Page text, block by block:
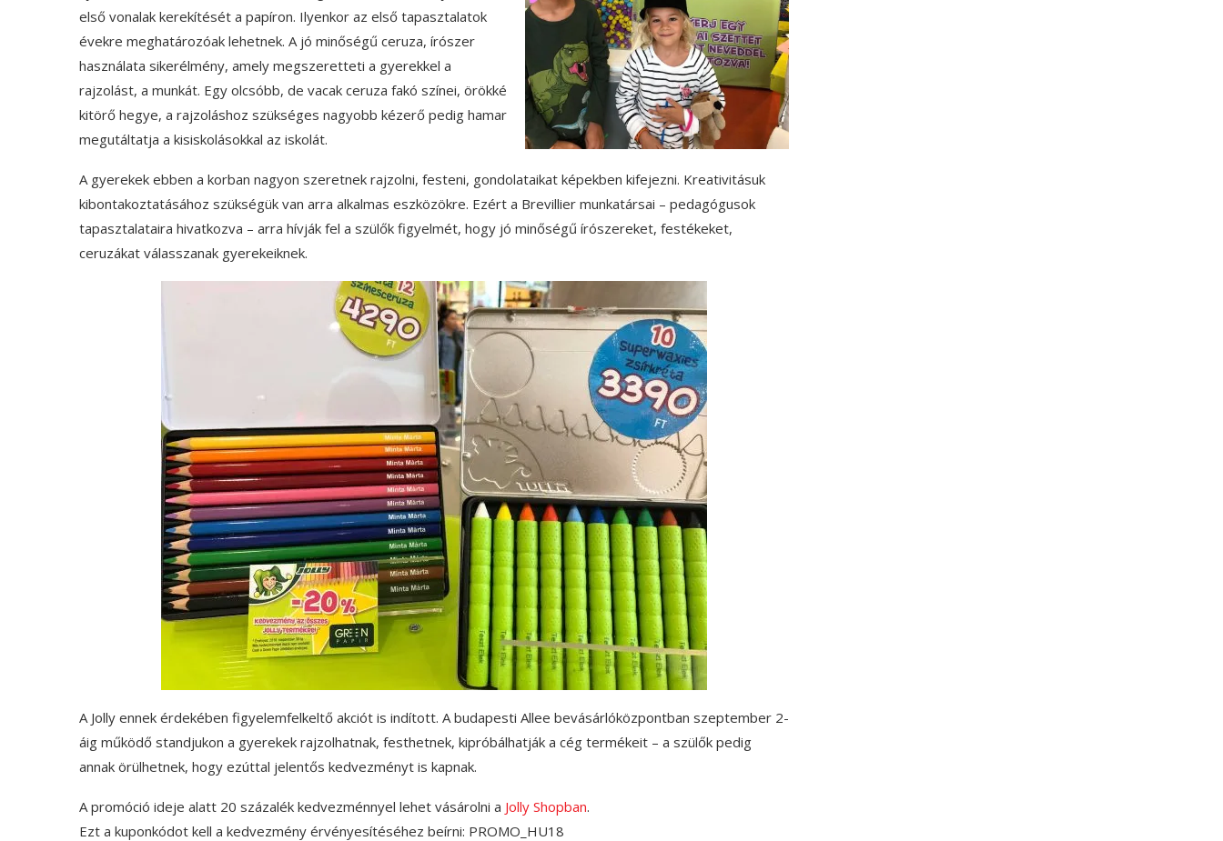
első vonalak kerekítését a papíron. Ilyenkor az első tapasztalatok
évekre meghatározóak lehetnek. A jó minőségű ceruza, írószer
használata sikerélmény, amely megszeretteti a gyerekkel a
rajzolást, a munkát. Egy olcsóbb, de vacak ceruza fakó színei, örökké
kitörő hegye, a rajzoláshoz szükséges nagyobb kézerő pedig hamar
megutáltatja a kisiskolásokkal az iskolát.
A gyerekek ebben a korban nagyon szeretnek rajzolni, festeni, gondolataikat képekben kifejezni. Kreativitásuk
kibontakoztatásához szükségük van arra alkalmas eszközökre. Ezért a Brevillier munkatársai – pedagógusok
tapasztalataira hivatkozva – arra hívják fel a szülők figyelmét, hogy jó minőségű írószereket, festékeket,
ceruzákat válasszanak gyerekeiknek.
A Jolly ennek érdekében figyelemfelkeltő akciót is indított. A budapesti Allee bevásárlóközpontban szeptember 2-
áig működő standjukon a gyerekek rajzolhatnak, festhetnek, kipróbálhatják a cég termékeit – a szülők pedig
annak örülhetnek, hogy ezúttal jelentős kedvezményt is kapnak.
A promóció ideje alatt 20 százalék kedvezménnyel lehet vásárolni a Jolly Shopban.
Ezt a kuponkódot kell a kedvezmény érvényesítéséhez beírni: PROMO_HU18